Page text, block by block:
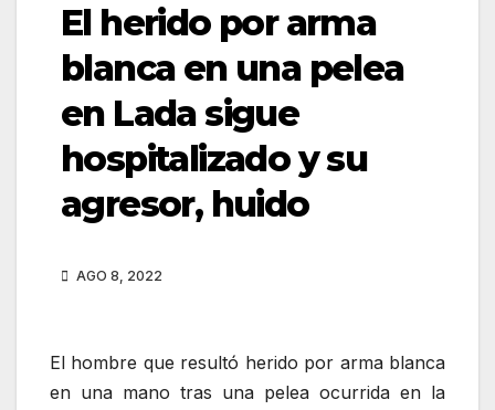
El herido por arma
blanca en una pelea
en Lada sigue
hospitalizado y su
agresor, huido
AGO 8, 2022
El hombre que resultó herido por arma blanca
en una mano tras una pelea ocurrida en la